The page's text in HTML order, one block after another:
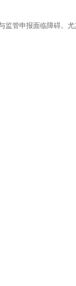
监管申报面临障碍。